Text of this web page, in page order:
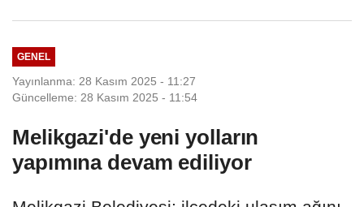
GENEL
Yayınlanma: 28 Kasım 2025 - 11:27
Güncelleme: 28 Kasım 2025 - 11:54
Melikgazi'de yeni yolların
yapımına devam ediliyor